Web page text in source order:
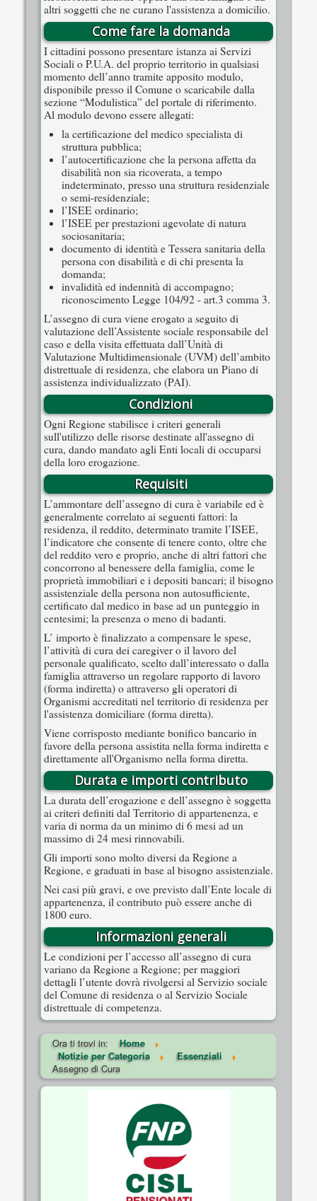
altri soggetti che ne curano l'assistenza a domicilio.
Come fare la domanda
I cittadini possono presentare istanza ai Servizi
Sociali o P.U.A. del proprio territorio in qualsiasi
momento dell’anno tramite apposito modulo,
disponibile presso il Comune o scaricabile dalla
sezione “Modulistica” del portale di riferimento.
Al modulo devono essere allegati:
la certificazione del medico specialista di
struttura pubblica;
l’autocertificazione che la persona affetta da
disabilità non sia ricoverata, a tempo
indeterminato, presso una struttura residenziale
o semi-residenziale;
l’ISEE ordinario;
l’ISEE per prestazioni agevolate di natura
sociosanitaria;
documento di identità e Tessera sanitaria della
persona con disabilità e di chi presenta la
domanda;
invalidità ed indennità di accompagno;
riconoscimento Legge 104/92 - art.3 comma 3.
L’assegno di cura viene erogato a seguito di
valutazione dell’Assistente sociale responsabile del
caso e della visita effettuata dall’Unità di
Valutazione Multidimensionale (UVM) dell’ambito
distrettuale di residenza, che elabora un Piano di
assistenza individualizzato (PAI).
Condizioni
Ogni Regione stabilisce i criteri generali
sull'utilizzo delle risorse destinate all'assegno di
cura, dando mandato agli Enti locali di occuparsi
della loro erogazione.
Requisiti
L’ammontare dell’assegno di cura è variabile ed è
generalmente correlato ai seguenti fattori: la
residenza, il reddito, determinato tramite l’ISEE,
l’indicatore che consente di tenere conto, oltre che
del reddito vero e proprio, anche di altri fattori che
concorrono al benessere della famiglia, come le
proprietà immobiliari e i depositi bancari; il bisogno
assistenziale della persona non autosufficiente,
certificato dal medico in base ad un punteggio in
centesimi; la presenza o meno di badanti.
L’ importo è finalizzato a compensare le spese,
l’attività di cura dei caregiver o il lavoro del
personale qualificato, scelto dall’interessato o dalla
famiglia attraverso un regolare rapporto di lavoro
(forma indiretta) o attraverso gli operatori di
Organismi accreditati nel territorio di residenza per
l'assistenza domiciliare (forma diretta).
Viene corrisposto mediante bonifico bancario in
favore della persona assistita nella forma indiretta e
direttamente all'Organismo nella forma diretta.
Durata e importi contributo
La durata dell’erogazione e dell’assegno è soggetta
ai criteri definiti dal Territorio di appartenenza, e
varia di norma da un minimo di 6 mesi ad un
massimo di 24 mesi rinnovabili.
Gli importi sono molto diversi da Regione a
Regione, e graduati in base al bisogno assistenziale.
Nei casi più gravi, e ove previsto dall’Ente locale di
appartenenza, il contributo può essere anche di
1800 euro.
Informazioni generali
Le condizioni per l’accesso all’assegno di cura
variano da Regione a Regione; per maggiori
dettagli l’utente dovrà rivolgersi al Servizio sociale
del Comune di residenza o al Servizio Sociale
distrettuale di competenza.
Ora ti trovi in:
Home
Notizie per Categoria
Essenziali
Assegno di Cura